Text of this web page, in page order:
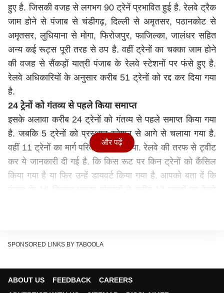
हुए है. जिसकी वजह से लगभग 90 ट्रेनें प्रभावित हुई है. रेलवे ट्रैक
जाम होने से पंजाब से चंडीगढ़, दिल्ली से अमृतसर, पठानकोट से
अमृतसर, लुधियाना से मोगा, फिरोजपुर, फाजिल्का, जालंधर सहित
अन्य कई रूट्स पूरी तरह से ठप है. वहीं ट्रेनों का चक्का जाम होने
की वजह से सैंकड़ों यात्री पंजाब के रेलवे स्टेशनों पर फंसे हुए है.
रेलवे अधिकारियों के अनुसार करीब 51 ट्रेनों को रद्द कर दिया गया
है.
24 ट्रेनों को गंतव्य से पहले किया समाप्त
इसके अलावा करीब 24 ट्रेनों को गंतव्य से पहले समाप्त किया गया
है. जबकि 5 ट्रेनों को प्रस्थान स्टेशन से आगे से चलाया गया है.
वहीं 11 ट्रेनों का मार्ग परिवर्तित किया गया. रेलवे की तरफ से ट्वीट
कर ये जानकारी दी गई है. कि किस रूट पर किन ट्रेनों को कैंसिल
किया गया है या फिर उन्हें डायवर्ट किया गया है. आपको बता दें कि
रामपुरा फूल, पटियाला के नाभा, तरनतारन व अन्य स्टेशनों पर रेलवे
और पढ़ें
SPONSORED LINKS BY TABOOLA
ABOUT US FEEDBACK
CAREERS